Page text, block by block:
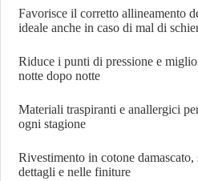
Favorisce il corretto allineamento
ideale anche in caso di mal di
Riduce i punti di pressione e
notte dopo notte
Materiali traspiranti e anallergici
ogni stagione
Rivestimento in cotone
dettagli e nelle finiture